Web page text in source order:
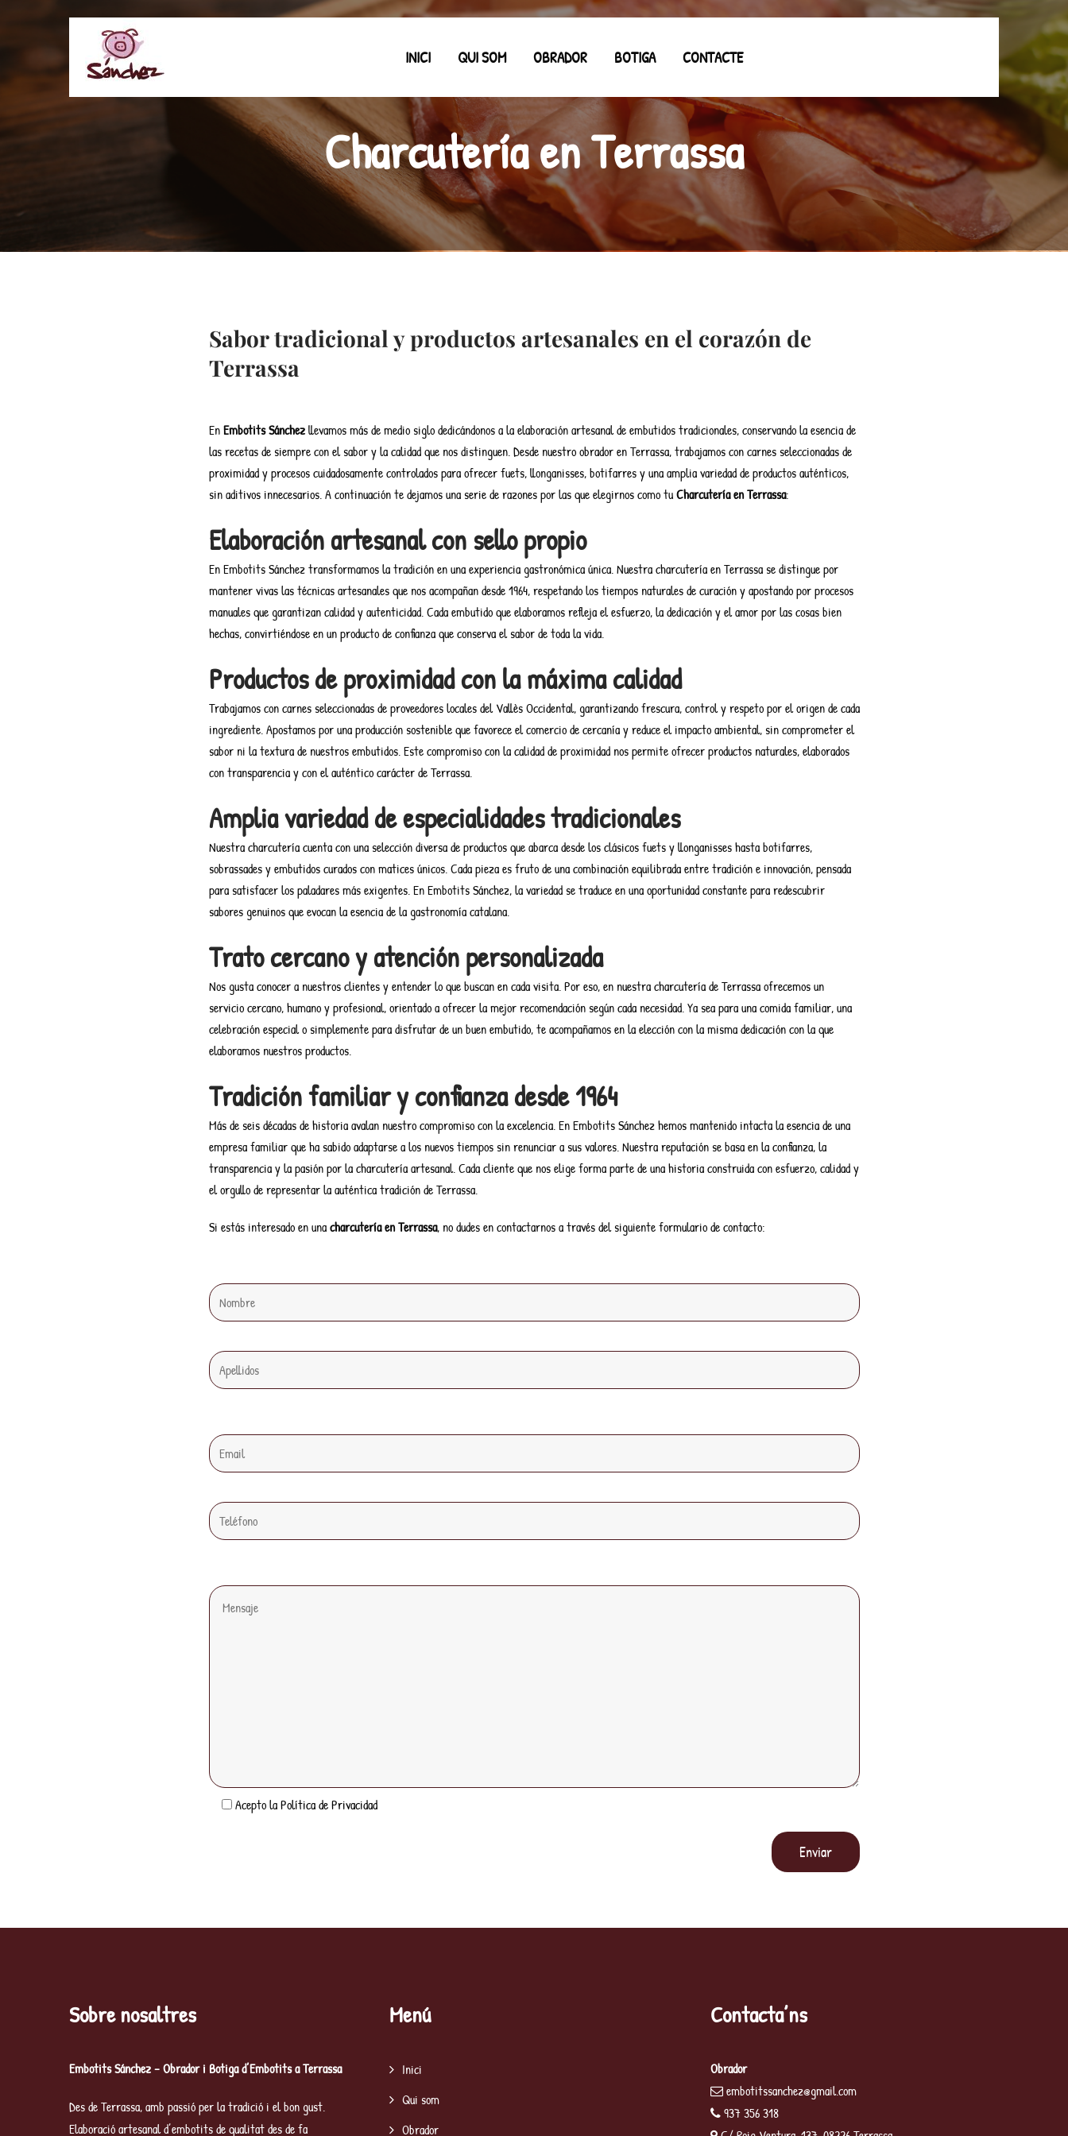
INICI QUI SOM OBRADOR BOTIGA CONTACTE
Charcutería en Terrassa
Sabor tradicional y productos artesanales en el corazón de
Terrassa
EnEmbotits Sánchezllevamos más de medio siglo dedicándonos a la elaboración artesanal de embutidos tradicionales, conservando la esencia de
las recetas de siempre con el sabor y la calidad que nos distinguen. Desde nuestro obrador en Terrassa, trabajamos con carnes seleccionadas de
proximidad y procesos cuidadosamente controlados para ofrecer fuets, llonganisses, botifarres y una amplia variedad de productos auténticos,
sin aditivos innecesarios. A continuación te dejamos una serie de razones por las que elegirnos como tuCharcutería en Terrassa:
Elaboración artesanal con sello propio
En Embotits Sánchez transformamos la tradición en una experiencia gastronómica única. Nuestra charcutería en Terrassa se distingue por
mantener vivas las técnicas artesanales que nos acompañan desde 1964, respetando los tiempos naturales de curación y apostando por procesos
manuales que garantizan calidad y autenticidad. Cada embutido que elaboramos refleja el esfuerzo, la dedicación y el amor por las cosas bien
hechas, convirtiéndose en un producto de confianza que conserva el sabor de toda la vida.
Productos de proximidad con la máxima calidad
Trabajamos con carnes seleccionadas de proveedores locales del Vallès Occidental, garantizando frescura, control y respeto por el origen de cada
ingrediente. Apostamos por una producción sostenible que favorece el comercio de cercanía y reduce el impacto ambiental, sin comprometer el
sabor ni la textura de nuestros embutidos. Este compromiso con la calidad de proximidad nos permite ofrecer productos naturales, elaborados
con transparencia y con el auténtico carácter de Terrassa.
Amplia variedad de especialidades tradicionales
Nuestra charcutería cuenta con una selección diversa de productos que abarca desde los clásicos fuets y llonganisses hasta botifarres,
sobrassades y embutidos curados con matices únicos. Cada pieza es fruto de una combinación equilibrada entre tradición e innovación, pensada
para satisfacer los paladares más exigentes. En Embotits Sánchez, la variedad se traduce en una oportunidad constante para redescubrir
sabores genuinos que evocan la esencia de la gastronomía catalana.
Trato cercano y atención personalizada
Nos gusta conocer a nuestros clientes y entender lo que buscan en cada visita. Por eso, en nuestra charcutería de Terrassa ofrecemos un
servicio cercano, humano y profesional, orientado a ofrecer la mejor recomendación según cada necesidad. Ya sea para una comida familiar, una
celebración especial o simplemente para disfrutar de un buen embutido, te acompañamos en la elección con la misma dedicación con la que
elaboramos nuestros productos.
Tradición familiar y confianza desde 1964
Más de seis décadas de historia avalan nuestro compromiso con la excelencia. En Embotits Sánchez hemos mantenido intacta la esencia de una
empresa familiar que ha sabido adaptarse a los nuevos tiempos sin renunciar a sus valores. Nuestra reputación se basa en la confianza, la
transparencia y la pasión por la charcutería artesanal. Cada cliente que nos elige forma parte de una historia construida con esfuerzo, calidad y
el orgullo de representar la auténtica tradición de Terrassa.
Si estás interesado en unacharcutería en Terrassa, no dudes en contactarnos a través del siguiente formulario de contacto:
Acepto laPolítica de Privacidad
Sobre nosaltres
Embotits Sánchez – Obrador i Botiga d’Embotits a Terrassa
Des de Terrassa, amb passió per la tradició i el bon gust.
Elaboració artesanal d’embotits de qualitat des de fa
Menú
Inici
Qui som
Obrador
Contacta’ns
Obrador
embotitssanchez@gmail.com
937 356 318